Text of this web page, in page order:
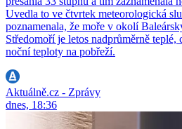
Uvedla to ve čtvrtek meteorologická
poznamenala, že moře v okolí
Středomoří je letos nadprůměrně
noční teploty na pobřeží.
Aktuálně.cz - Zprávy
dnes, 18:36